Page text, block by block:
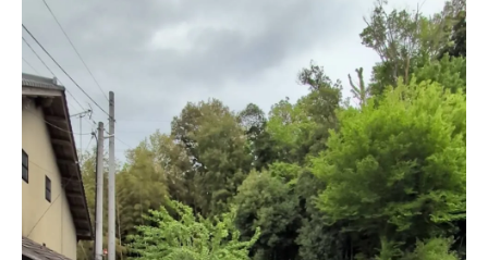
鉄筋工未経験者が資格なしで活躍できる理
由
初めての現場作業を支える働きやすさに注目
鉄筋工未経験者が安心できる職場環境の特
徴
現場作業未経験でも働きやすい求人の条件